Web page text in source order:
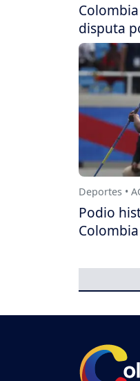
disputa
Deportes •
Podio